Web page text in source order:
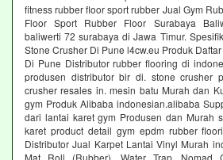
fitness rubber floor sport rubber Jual Gym
Floor Sport Rubber Floor Surabaya
baliwerti 72 surabaya di Jawa Timur.
Stone Crusher Di Pune l4cw.eu Produk
Di Pune Distributor rubber flooring di
produsen distributor bir di. stone crusher
crusher resales in. mesin batu Murah dan
gym Produk Alibaba indonesian.alibaba
dari lantai karet gym Produsen dan Murah
karet product detail gym epdm rubber
Distributor Jual Karpet Lantai Vinyl Murah